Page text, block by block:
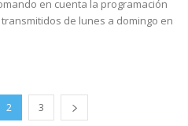
en cuenta la programación
de lunes a domingo en
2 3